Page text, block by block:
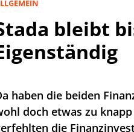
bleibt
haben die beiden
doch etwas zu
die